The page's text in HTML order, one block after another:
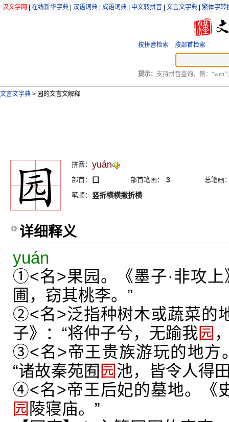
汉文学网 在线新华字典 汉语词典 成语词典 中文转拼音 文言文字典 繁体字转
按拼音检索 按部首检索
提示： 支持拼音查询，例：
文言文字典 > 园的文言文解释
拼音： yuán
部首： 囗 部首笔画： 3
总笔画
笔顺：
竖折横横撇折横
详细释义
yuán
①<名>果园。《墨子·非攻上
圃，窃其桃李。”
②<名>泛指种树木或蔬菜的
子》：“将仲子兮，无踰我园
③<名>帝王贵族游玩的地方
“诸故秦苑囿 园池，皆令人得
④<名>帝王后妃的墓地。《
园 陵寝庙。”